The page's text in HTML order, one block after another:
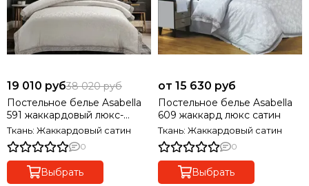
19 010 руб38 020 руб
Постельное белье Asabella
591 жаккардовый люкс-
сатин
Ткань: Жаккардовый сатин
0
Выбрать
от 15 630 руб
Постельное белье Asabella
609 жаккард люкс сатин
Ткань: Жаккардовый сатин
0
Выбрать